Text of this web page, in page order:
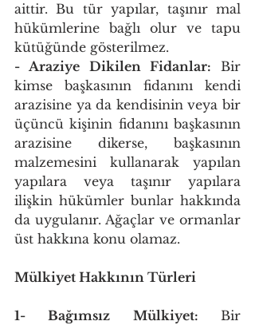
aittir. Bu tür yapılar, taşınır mal
hükümlerine bağlı olur ve tapu
kütüğünde gösterilmez.
- Araziye Dikilen Fidanlar: Bir
kimse başkasının fidanını kendi
arazisine ya da kendisinin veya bir
üçüncü kişinin fidanını başkasının
arazisine dikerse, başkasının
malzemesini kullanarak yapılan
yapılara veya taşınır yapılara
ilişkin hükümler bunlar hakkında
da uygulanır. Ağaçlar ve ormanlar
üst hakkına konu olamaz.
Mülkiyet Hakkının Türleri
1- Bağımsız Mülkiyet: Bir